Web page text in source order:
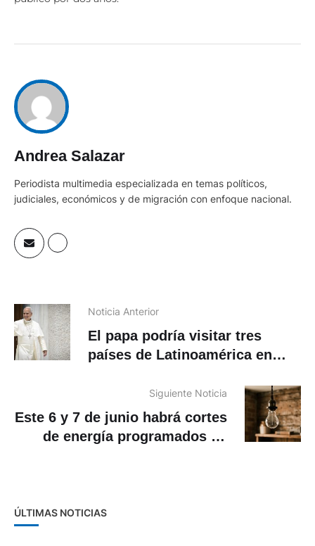
Andrea Salazar
Periodista multimedia especializada en temas políticos,
judiciales, económicos y de migración con enfoque nacional.
Noticia Anterior
El papa podría visitar tres
países de Latinoamérica en
Siguiente Noticia
Este 6 y 7 de junio habrá cortes
de energía programados en
ÚLTIMAS NOTICIAS